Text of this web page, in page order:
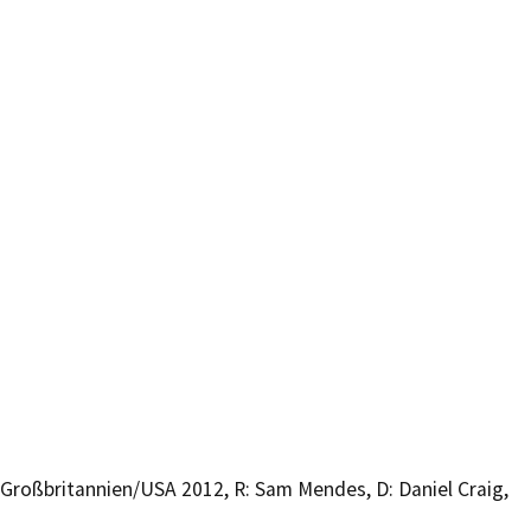
Großbritannien/USA 2012, R: Sam Mendes, D: Daniel Craig,